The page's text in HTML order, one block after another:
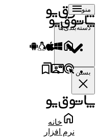
منو
دسته‌بندی‌ها
بستن
خانه
نرم افزار